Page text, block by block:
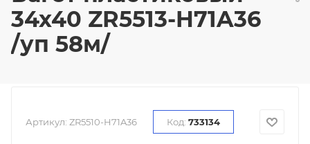
34х40 ZR5513-H71A36
/уп 58м/
Артикул: ZR5510-H71A36 Код: 733134